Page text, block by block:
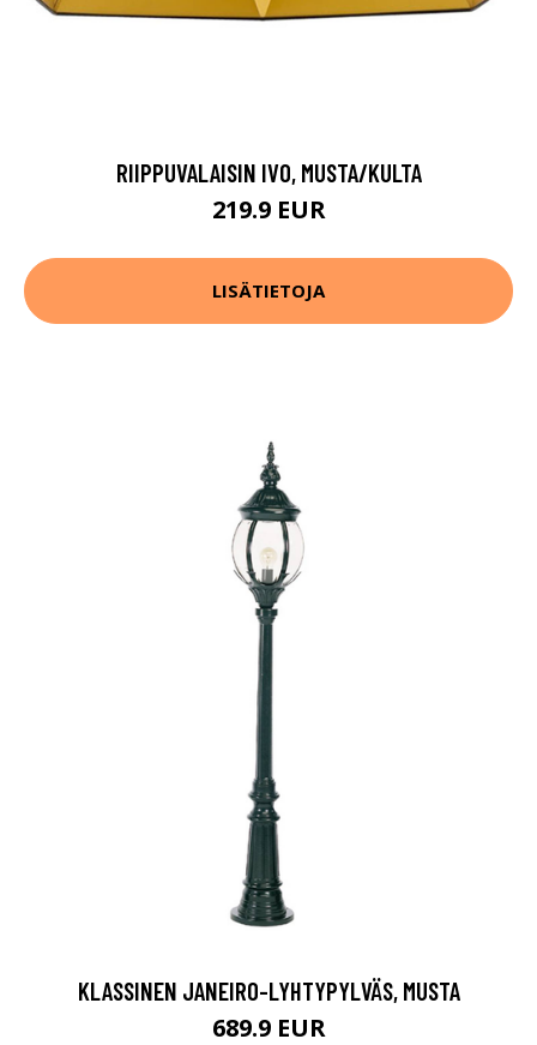
RIIPPUVALAISIN IVO, MUSTA/KULTA
219.9 EUR
LISÄTIETOJA
KLASSINEN JANEIRO-LYHTYPYLVÄS, MUSTA
689.9 EUR